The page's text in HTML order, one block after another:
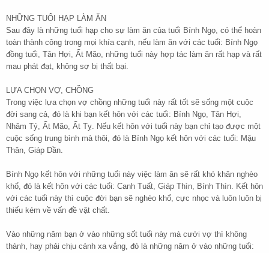
NHỮNG TUỔI HẠP LÀM ĂN
Sau đây là những tuổi hạp cho sự làm ăn của tuổi Bính Ngọ, có thể hoàn
toàn thành công trong mọi khía cạnh, nếu làm ăn với các tuổi: Bính Ngọ
đồng tuổi, Tân Hợi, Ất Mão, những tuổi này hợp tác làm ăn rất hạp và rất
mau phát đạt, không sợ bị thất bại.
LỰA CHỌN VỢ, CHỒNG
Trong việc lựa chọn vợ chồng những tuổi này rất tốt sẽ sống một cuộc
đời sang cả, đó là khi bạn kết hôn với các tuổi: Bính Ngọ, Tân Hợi,
Nhâm Tý, Ất Mão, Ất Tỵ. Nếu kết hôn với tuổi này bạn chỉ tạo được một
cuộc sống trung bình mà thôi, đó là Bính Ngọ kết hôn với các tuổi: Mậu
Thân, Giáp Dần.
Bính Ngọ kết hôn với những tuổi này việc làm ăn sẽ rất khó khăn nghèo
khổ, đó là kết hôn với các tuổi: Canh Tuất, Giáp Thìn, Bính Thìn. Kết hôn
với các tuổi này thì cuộc đời bạn sẽ nghèo khổ, cực nhọc và luôn luôn bị
thiếu kém về vấn đề vật chất.
Vào những năm bạn ở vào những sốt tuổi này mà cưới vợ thì không
thành, hay phải chịu cảnh xa vắng, đó là những năm ở vào những tuổi: